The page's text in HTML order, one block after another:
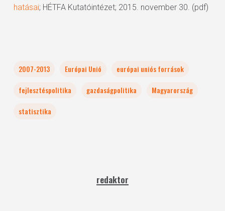
hatásai; HÉTFA Kutatóintézet; 2015. november 30. (pdf)
2007-2013 Európai Unió
európai uniós források
fejlesztéspolitika
gazdaságpolitika
Magyarország
statisztika
redaktor